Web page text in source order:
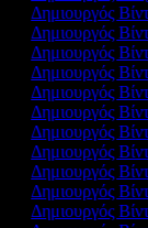
Δημιουργός
Δημιουργός
Δημιουργός
Δημιουργός
Δημιουργός
Δημιουργός
Δημιουργός
Δημιουργός
Δημιουργός
Δημιουργός
Δημιουργός